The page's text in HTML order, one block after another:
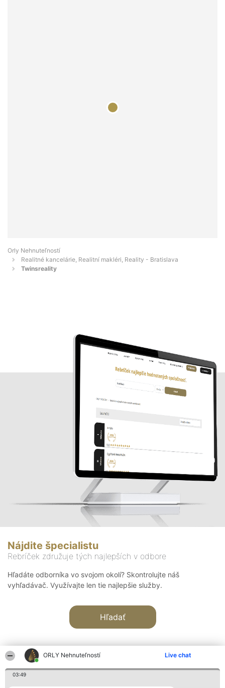
ORLY Nehnuteľností Live chat
03:49
Orly Nehnuteľností
Realitné kancelárie, Realitní makléri, Reality - Bratislava
Twinsreality
Nájdite špecialistu
Rebríček združuje tých najlepších v odbore
Hľadáte odborníka vo svojom okolí? Skontrolujte náš
vyhľadávač. Využívajte len tie najlepšie služby.
Hľadať